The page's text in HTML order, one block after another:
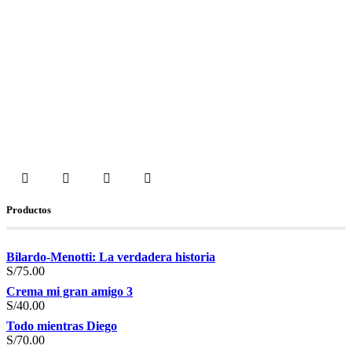
Productos
Bilardo-Menotti: La verdadera historia
S/75.00
Crema mi gran amigo 3
S/40.00
Todo mientras Diego
S/70.00